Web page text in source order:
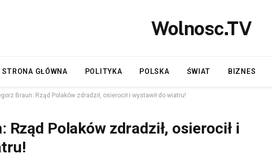
Wolnosc.TV
STRONA GŁÓWNA POLITYKA POLSKA ŚWIAT BIZNES
Braun: Rząd Polaków zdradził, osierocił i wystawił do wiatru!
Rząd Polaków zdradził, osierocił i